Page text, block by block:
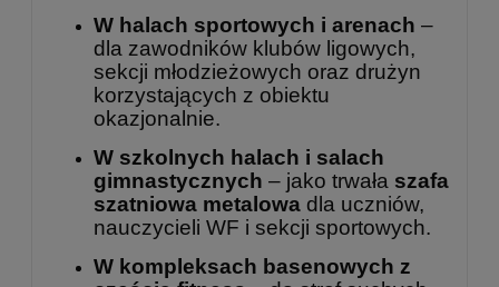
W halach sportowych i arenach –
dla zawodników klubów ligowych,
sekcji młodzieżowych oraz drużyn
korzystających z obiektu
okazjonalnie.
W szkolnych halach i salach
gimnastycznych – jako trwała szafa
szatniowa metalowa dla uczniów,
nauczycieli WF i sekcji sportowych.
W kompleksach basenowych z